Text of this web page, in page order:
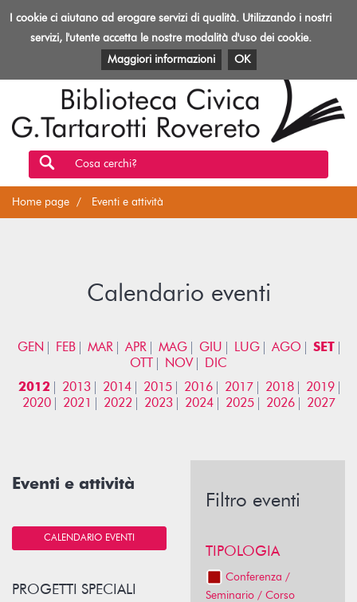
Toggle
Biblioteca
Rovereto
EVENTI E ATTIVITÀ PATRIMONIO E RISORSE
Cosa cerchi?
Home page Eventi e attività
Calendario eventi
GEN FEB MAR APR MAG GIU LUG AGO
SET
OTT
NOV
DIC
2012
2013 2014 2015 2016 2017 2018
2019
2020
2021 2022 2023 2024 2025 2026 2027
Eventi e attività
CALENDARIO EVENTI
PROGETTI SPECIALI
Filtro eventi
TIPOLOGIA
Conferenza /
Seminario / Corso
I cookie ci aiutano ad erogare servizi di qualità. Utilizzando i nostri
servizi, l'utente accetta le nostre modalità d'uso dei cookie.
Maggiori informazioni
OK